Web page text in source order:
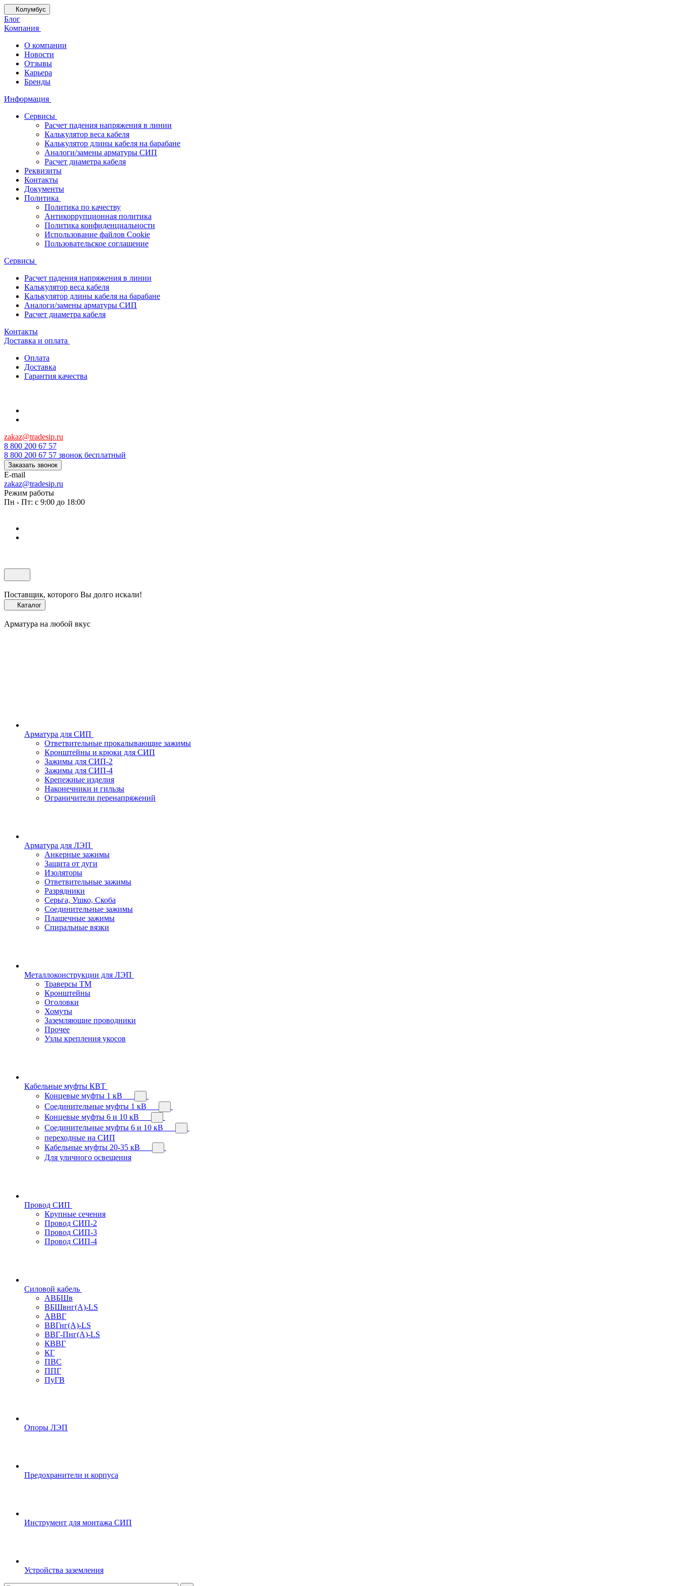
Колумбус
Блог
Компания
О компании
Новости
Отзывы
Карьера
Бренды
Информация
Сервисы
Расчет падения напряжения в линии
Калькулятор веса кабеля
Калькулятор длины кабеля на барабане
Аналоги/замены арматуры СИП
Расчет диаметра кабеля
Реквизиты
Контакты
Документы
Политика
Политика по качеству
Антикоррупционная политика
Политика конфиденциальности
Использование файлов Cookie
Пользовательское соглашение
Сервисы
Расчет падения напряжения в линии
Калькулятор веса кабеля
Калькулятор длины кабеля на барабане
Аналоги/замены арматуры СИП
Расчет диаметра кабеля
Контакты
Доставка и оплата
Оплата
Доставка
Гарантия качества
zakaz@tradesip.ru
8 800 200 67 57
8 800 200 67 57 звонок бесплатный
Заказать звонок
E-mail
zakaz@tradesip.ru
Режим работы
Пн - Пт: с 9:00 до 18:00
Поставщик, которого Вы долго искали!
Каталог
Арматура на любой вкус
Арматура для СИП
Ответвительные прокалывающие зажимы
Кронштейны и крюки для СИП
Зажимы для СИП-2
Зажимы для СИП-4
Крепежные изделия
Наконечники и гильзы
Ограничители перенапряжений
Арматура для ЛЭП
Анкерные зажимы
Защита от дуги
Изоляторы
Ответвительные зажимы
Разрядники
Серьга, Ушко, Скоба
Соединительные зажимы
Плашечные зажимы
Спиральные вязки
Металлоконструкции для ЛЭП
Траверсы ТМ
Кронштейны
Оголовки
Хомуты
Заземляющие проводники
Прочее
Узлы крепления укосов
Кабельные муфты КВТ
Концевые муфты 1 кВ
Соединительные муфты 1 кВ
Концевые муфты 6 и 10 кВ
Соединительные муфты 6 и 10 кВ
переходные на СИП
Кабельные муфты 20-35 кВ
Для уличного освещения
Провод СИП
Крупные сечения
Провод СИП-2
Провод СИП-3
Провод СИП-4
Силовой кабель
АВБШв
ВБШвнг(А)-LS
АВВГ
ВВГнг(А)-LS
ВВГ-Пнг(А)-LS
КВВГ
КГ
ПВС
ППГ
ПуГВ
Опоры ЛЭП
Предохранители и корпуса
Инструмент для монтажа СИП
Устройства заземления